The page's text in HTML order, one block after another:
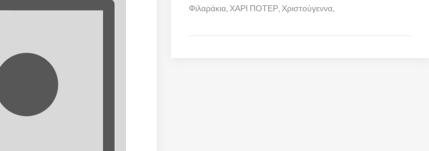
Φιλαράκια ΧΑΡΙ ΠΟΤΕΡ Χριστούγεννα